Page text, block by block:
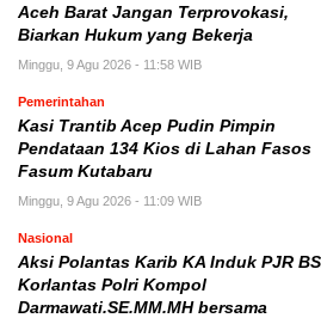
Aceh Barat Jangan Terprovokasi,
Biarkan Hukum yang Bekerja
Minggu, 9 Agu 2026 - 11:58 WIB
Pemerintahan
Kasi Trantib Acep Pudin Pimpin
Pendataan 134 Kios di Lahan Fasos
Fasum Kutabaru
Minggu, 9 Agu 2026 - 11:09 WIB
Nasional
Aksi Polantas Karib KA Induk PJR
Korlantas Polri Kompol
Darmawati.SE.MM.MH bersama